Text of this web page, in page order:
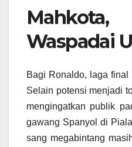
Waspadai
Bagi Ronaldo, laga
Selain potensi menjadi
mengingatkan publik
gawang Spanyol di
sang megabintang